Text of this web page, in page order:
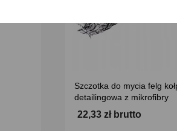
Szczotka do mycia felg
detailingowa z mikrofibry
22,33 zł brutto